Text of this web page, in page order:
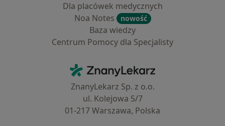
Dla placówek medycznych
Noa Notes
nowość
Baza wiedzy
Centrum Pomocy dla Specjalisty
ZnanyLekarz - Strona główna
ZnanyLekarz Sp. z o.o.
ul. Kolejowa 5/7
01-217 Warszawa, Polska